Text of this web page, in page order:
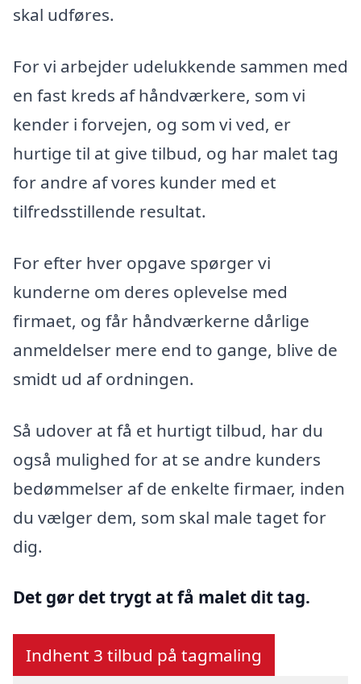
skal udføres.
For vi arbejder udelukkende sammen med
en fast kreds af håndværkere, som vi
kender i forvejen, og som vi ved, er
hurtige til at give tilbud, og har malet tag
for andre af vores kunder med et
tilfredsstillende resultat.
For efter hver opgave spørger vi
kunderne om deres oplevelse med
firmaet, og får håndværkerne dårlige
anmeldelser mere end to gange, blive de
smidt ud af ordningen.
Så udover at få et hurtigt tilbud, har du
også mulighed for at se andre kunders
bedømmelser af de enkelte firmaer, inden
du vælger dem, som skal male taget for
dig.
Det gør det trygt at få malet dit tag.
Indhent 3 tilbud på tagmaling